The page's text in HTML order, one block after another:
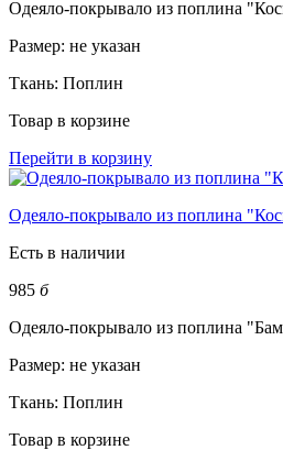
Одеяло-покрывало из поплина
Размер: не указан
Ткань: Поплин
Товар в корзине
Перейти в корзину
Одеяло-покрывало из поплина
Есть в наличии
985 б
Одеяло-покрывало из поплина
Размер: не указан
Ткань: Поплин
Товар в корзине